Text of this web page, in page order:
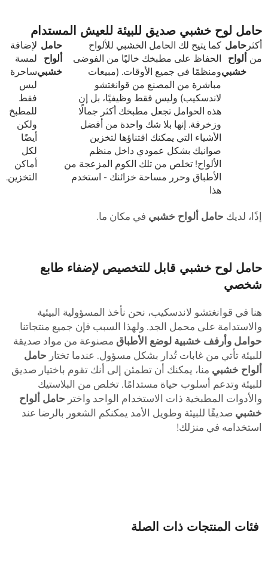
لوح خشبي صديق للبيئة للعيش المستدام
حامل
ألواح
خشبي
كما يتيح لك الحامل الخشبي للألواح
الحفاظ على مطبخك خاليًا من الفوضى
ومنظمًا في جميع الأوقات. (مبيعات
مباشرة من المصنع من قوانغتشو
لاندسكيب) وليس فقط وظيفيًا، بل إن
هذه الحوامل تجعل مطبخك أكثر جمالًا
وزخرفة. إنها بلا شك واحدة من أفضل
الأشياء التي يمكنك اقتناؤها لتخزين
صوانيك بشكل عمودي داخل منظم
الألواح! تخلص من تلك الكوم المزعجة من
الأطباق وحرر مساحة خزائنك - استخدم
هذا
حامل
ألواح
خشبي
لإضافة
لمسة
ساحرة
ليس
فقط
للمطبخ
ولكن
أيضًا
لكل
أماكن
التخزين.
لديكحامل ألواح خشبي في مكان ما.
لوح خشبي قابل للتخصيص لإضفاء طابع
في قوانغتشو لاندسكيب، نحن نأخذ المسؤولية البيئية
على محمل الجد. ولهذا السبب فإن جميع منتجاتنا
وأرفف خشبية لوضع الأطباقمصنوعة من مواد صديقة
تأتي من غابات تُدار بشكل مسؤول. عندما تختارحامل
خشبي منا، يمكنك أن تطمئن إلى أنك تقوم باختيار صديق
وتدعم أسلوب حياة مستدامًا. تخلص من البلاستيك
المطبخية ذات الاستخدام الواحد واخترحامل ألواح
صديقًا للبيئة وطويل الأمد يمكنكم الشعور بالرضا عند
في منزلك!
فئات المنتجات ذات الصلة